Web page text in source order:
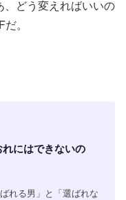
、どう変えればいいの
。
にはできないの
れる男」と「選ばれな